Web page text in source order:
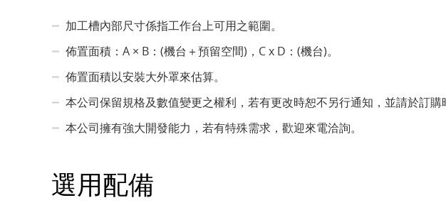
加工槽內部尺寸係指工作台上可用之範圍。
佈置面積：A × B：(機台＋預留空間)，C x D：(機台)。
佈置面積以安裝大外罩來估算。
本公司保留規格及數值變更之權利，若有更改時恕不另行通知，並請於訂購
本公司擁有強大開發能力，若有特殊需求，歡迎來電洽詢。
選用配備